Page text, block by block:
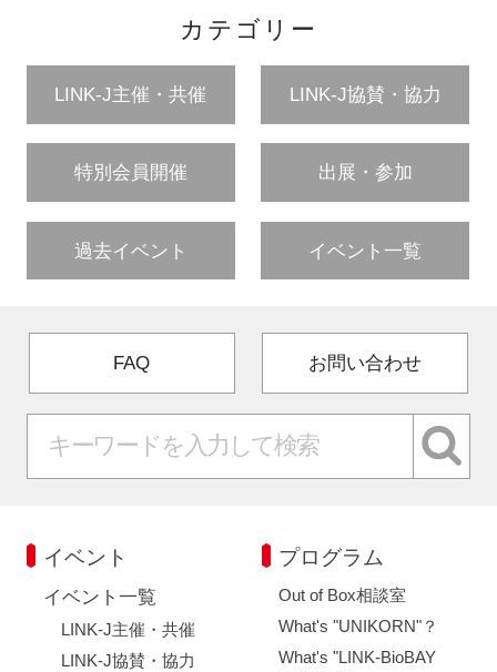
カテゴリー
LINK-J主催・共催 LINK-J協賛・協力
特別会員開催 出展・参加
過去イベント イベント一覧
FAQ お問い合わせ
イベント
イベント一覧
LINK-J主催・共催
LINK-J協賛・協力
プログラム
Out of Box相談室
What's "UNIKORN"？
What's "LINK-BioBAY